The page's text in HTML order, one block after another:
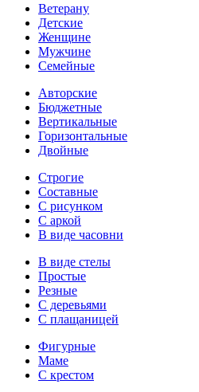
Ветерану
Детские
Женщине
Мужчине
Семейные
Авторские
Бюджетные
Вертикальные
Горизонтальные
Двойные
Строгие
Составные
С рисунком
С аркой
В виде часовни
В виде стелы
Простые
Резные
С деревьями
С плащаницей
Фигурные
Маме
С крестом